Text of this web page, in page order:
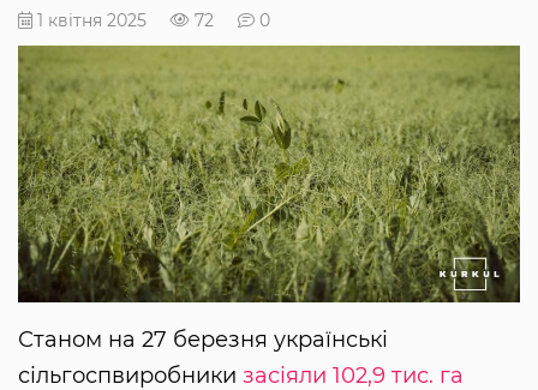
1 квітня 2025 72 0
Станом на 27 березня українські
сільгоспвиробники засіяли 102,9 тис. га